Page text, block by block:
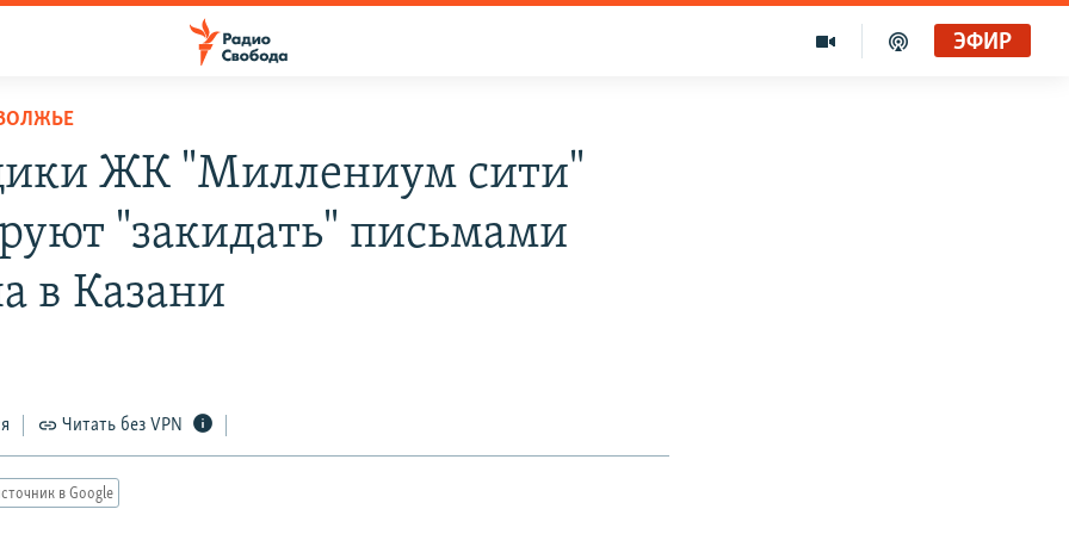
ЭФИР
ЖК "Миллениум сити"
"закидать" письмами
в Казани
Читать без VPN
в Google